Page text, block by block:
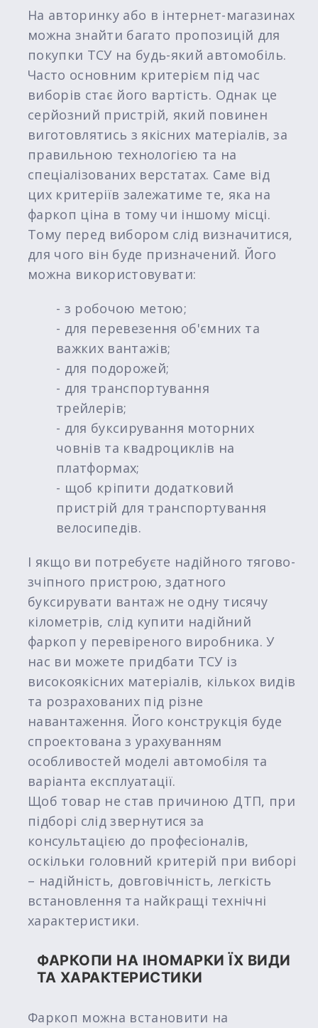
На авторинку або в інтернет-магазинах
можна знайти багато пропозицій для
покупки ТСУ на будь-який автомобіль.
Часто основним критерієм під час
виборів стає його вартість. Однак це
серйозний пристрій, який повинен
виготовлятись з якісних матеріалів, за
правильною технологією та на
спеціалізованих верстатах. Саме від
цих критеріїв залежатиме те, яка на
фаркоп ціна в тому чи іншому місці.
Тому перед вибором слід визначитися,
для чого він буде призначений. Його
можна використовувати:
- з робочою метою;
- для перевезення об'ємних та
важких вантажів;
- для подорожей;
- для транспортування
трейлерів;
- для буксирування моторних
човнів та квадроциклів на
платформах;
- щоб кріпити додатковий
пристрій для транспортування
велосипедів.
І якщо ви потребуєте надійного тягово-
зчіпного пристрою, здатного
буксирувати вантаж не одну тисячу
кілометрів, слід купити надійний
фаркоп у перевіреного виробника. У
нас ви можете придбати ТСУ із
високоякісних матеріалів, кількох видів
та розрахованих під різне
навантаження. Його конструкція буде
спроектована з урахуванням
особливостей моделі автомобіля та
варіанта експлуатації.
Щоб товар не став причиною ДТП, при
підборі слід звернутися за
консультацією до професіоналів,
оскільки головний критерій при виборі
– надійність, довговічність, легкість
встановлення та найкращі технічні
характеристики.
ФАРКОПИ НА ІНОМАРКИ ЇХ ВИДИ
ТА ХАРАКТЕРИСТИКИ
Фаркоп можна встановити на